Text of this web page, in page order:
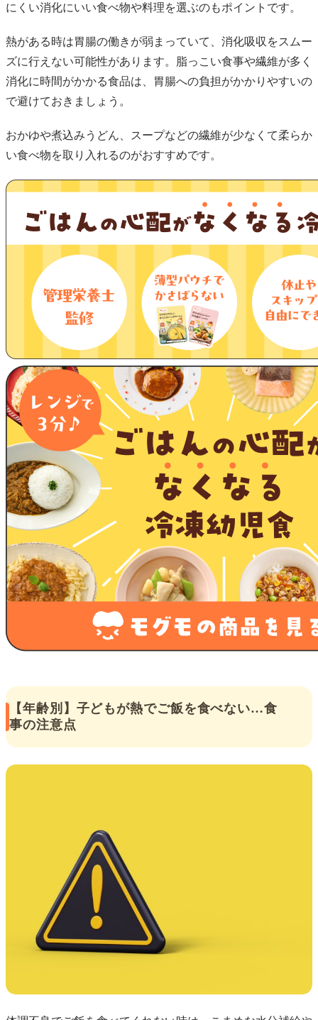
にくい消化にいい食べ物や料理を選ぶのもポイントです。
熱がある時は胃腸の働きが弱まっていて、消化吸収をスムー
ズに行えない可能性があります。脂っこい食事や繊維が多く
消化に時間がかかる食品は、胃腸への負担がかかりやすいの
で避けておきましょう。
おかゆや煮込みうどん、スープなどの繊維が少なくて柔らか
い食べ物を取り入れるのがおすすめです。
【年齢別】子どもが熱でご飯を食べない…食
事の注意点